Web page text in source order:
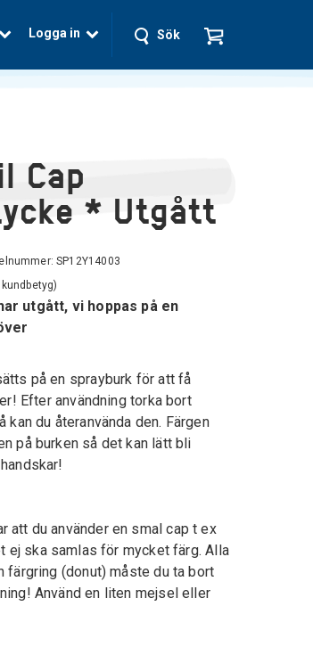
Logga in Sök
Cap
* Utgått
SP12Y14003
kundbetyg)
utgått, vi hoppas på en
på en sprayburk för att få
Efter användning torka bort
kan du återanvända den. Färgen
på burken så det kan lätt bli
att du använder en smal cap t ex
ej ska samlas för mycket färg. Alla
färgring (donut) måste du ta bort
Använd en liten mejsel eller